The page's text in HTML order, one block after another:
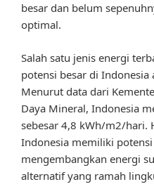
besar dan belum
optimal.
Salah satu jenis energi
potensi besar di Indonesia
Menurut data dari
Daya Mineral, Indonesia
sebesar 4,8 kWh/m2/hari.
Indonesia memiliki
mengembangkan energi
alternatif yang ramah